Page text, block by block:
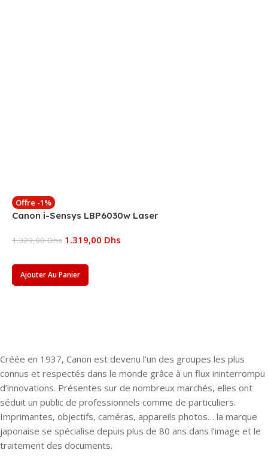
Offre -1%
Canon i-Sensys LBP6030w Laser
1.329,00Dhs 1.319,00 Dhs
Ajouter Au Panier
Créée en 1937, Canon est devenu l’un des groupes les plus
connus et respectés dans le monde grâce à un flux ininterrompu
d’innovations. Présentes sur de nombreux marchés, elles ont
séduit un public de professionnels comme de particuliers.
Imprimantes, objectifs, caméras, appareils photos… la marque
japonaise se spécialise depuis plus de 80 ans dans l’image et le
traitement des documents.